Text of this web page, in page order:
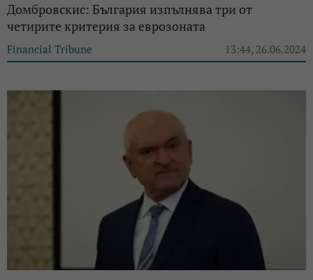
Домбровскис: България изпълнява три от
четирите критерия за еврозоната
Financial Tribune 13:44, 26.06.2024